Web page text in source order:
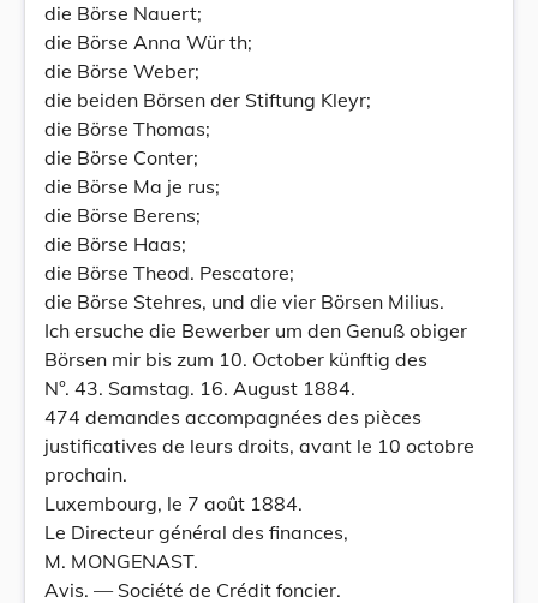
die Börse Nauert;
die Börse Anna Wür th;
die Börse Weber;
die beiden Börsen der Stiftung Kleyr;
die Börse Thomas;
die Börse Conter;
die Börse Ma je rus;
die Börse Berens;
die Börse Haas;
die Börse Theod. Pescatore;
die Börse Stehres, und die vier Börsen Milius.
Ich ersuche die Bewerber um den Genuß obiger
Börsen mir bis zum 10. October künftig des
N°. 43. Samstag. 16. August 1884.
474 demandes accompagnées des pièces
justificatives de leurs droits, avant le 10 octobre
prochain.
Luxembourg, le 7 août 1884.
Le Directeur général des finances,
M. MONGENAST.
Avis. — Société de Crédit foncier.